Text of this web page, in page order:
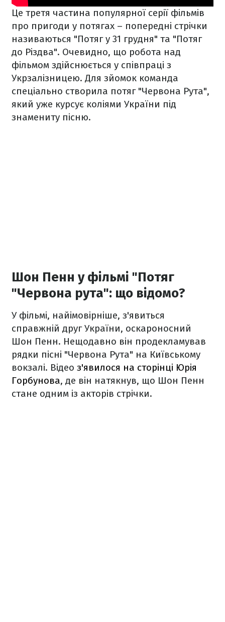
Це третя частина популярної серії фільмів
про пригоди у потягах – попередні стрічки
називаються "Потяг у 31 грудня" та "Потяг
до Різдва". Очевидно, що робота над
фільмом здійснюється у співпраці з
Укрзалізницею. Для зйомок команда
спеціально створила потяг "Червона Рута",
який уже курсує коліями України під
знамениту пісню.
Шон Пенн у фільмі "Потяг
"Червона рута": що відомо?
У фільмі, найімовірніше, з'явиться
справжній друг України, оскароносний
Шон Пенн. Нещодавно він продекламував
рядки пісні "Червона Рута" на Київському
вокзалі. Відео з'явилося на сторінці Юрія
Горбунова, де він натякнув, що Шон Пенн
стане одним із акторів стрічки.